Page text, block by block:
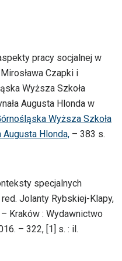
pracy socjalnej w
Czapki i
Wyższa Szkoła
Augusta Hlonda w
Wyższa Szkoła
Augusta Hlonda, – 383 s.
specjalnych
Jolanty Rybskiej-Klapy,
Kraków : Wydawnictwo
– 322, [1] s. : il.